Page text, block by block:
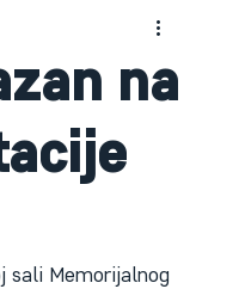
na
sali Memorijalnog